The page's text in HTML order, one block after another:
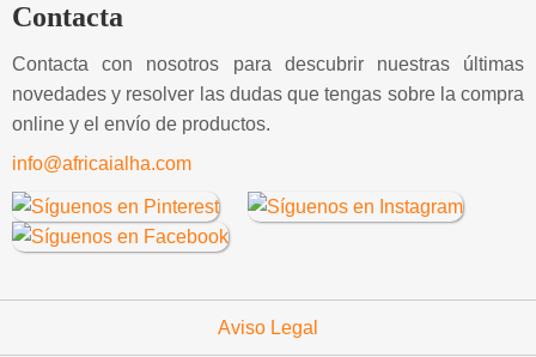
Contacta
Contacta con nosotros para descubrir nuestras últimas
novedades y resolver las dudas que tengas sobre la compra
online y el envío de productos.
info@africaialha.com
Aviso Legal